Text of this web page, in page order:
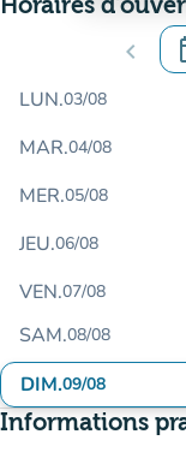
chevron_left .
LUN.03/08
MAR.04/08
MER.05/08
JEU.06/08
VEN.07/08
SAM.08/08
DIM.09/08
Informations